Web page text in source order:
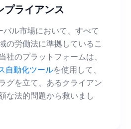
プライアンス
バル市場において、すべて
の労働法に準拠しているこ
社のプラットフォームは、
自動化ツールを使用して、
グを立て、あるクライアン
な法的問題から救いまし